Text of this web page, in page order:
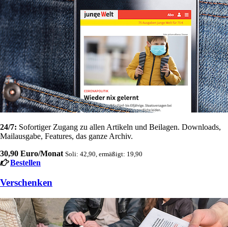
24/7: Sofortiger Zugang zu allen Artikeln und Beilagen. Downloads,
Mailausgabe, Features, das ganze Archiv.
30,90 Euro/Monat Soli: 42,90, ermäßigt: 19,90
Bestellen
Verschenken